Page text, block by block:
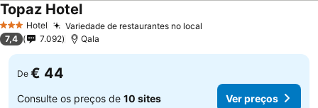
3 EstrelasHotel Variedade de restaurantes no local
Topaz HotelVer preços
7,4 7.092 Qala
De € 44
Consulte os preços de 10 sites Ver preços